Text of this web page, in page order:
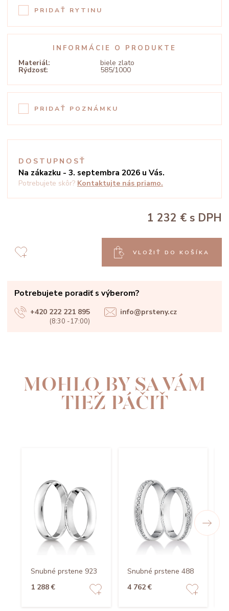
PRIDAŤ RYTINU
INFORMÁCIE O PRODUKTE
Materiál: biele zlato
Rýdzosť: 585/1000
PRIDAŤ POZNÁMKU
DOSTUPNOSŤ
Na zákazku - 3. septembra 2026 u Vás.
Potrebujete skôr? Kontaktujte nás priamo.
1 232 € s DPH
VLOŽIŤ DO KOŠÍKA
Potrebujete poradiť s výberom?
+420 222 221 895
(8:30 -17:00)
info@prsteny.cz
MOHLO BY SA VÁM
TIEŽ PÁČIŤ
Snubné prstene 923
1 288 €
Snubné prstene 488
4 762 €